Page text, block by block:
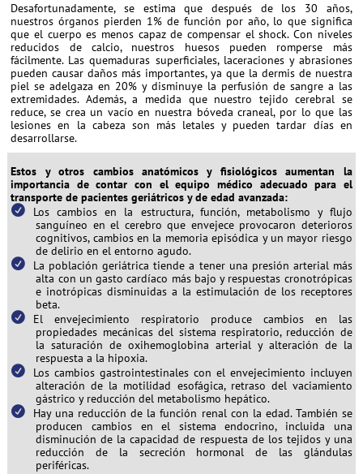
Desafortunadamente, se estima que después de los 30 años,
nuestros órganos pierden 1% de función por año, lo que significa
que el cuerpo es menos capaz de compensar el shock. Con niveles
reducidos de calcio, nuestros huesos pueden romperse más
fácilmente. Las quemaduras superficiales, laceraciones y abrasiones
pueden causar daños más importantes, ya que la dermis de nuestra
piel se adelgaza en 20% y disminuye la perfusión de sangre a las
extremidades. Además, a medida que nuestro tejido cerebral se
reduce, se crea un vacío en nuestra bóveda craneal, por lo que las
lesiones en la cabeza son más letales y pueden tardar días en
desarrollarse.
Estos y otros cambios anatómicos y fisiológicos aumentan la
importancia de contar con el equipo médico adecuado para el
transporte de pacientes geriátricos y de edad avanzada:
Los cambios en la estructura, función, metabolismo y flujo
sanguíneo en el cerebro que envejece provocaron deterioros
cognitivos, cambios en la memoria episódica y un mayor riesgo
de delirio en el entorno agudo.
La población geriátrica tiende a tener una presión arterial más
alta con un gasto cardíaco más bajo y respuestas cronotrópicas
e inotrópicas disminuidas a la estimulación de los receptores
beta.
El envejecimiento respiratorio produce cambios en las
propiedades mecánicas del sistema respiratorio, reducción de
la saturación de oxihemoglobina arterial y alteración de la
respuesta a la hipoxia.
Los cambios gastrointestinales con el envejecimiento incluyen
alteración de la motilidad esofágica, retraso del vaciamiento
gástrico y reducción del metabolismo hepático.
Hay una reducción de la función renal con la edad. También se
producen cambios en el sistema endocrino, incluida una
disminución de la capacidad de respuesta de los tejidos y una
reducción de la secreción hormonal de las glándulas
periféricas.